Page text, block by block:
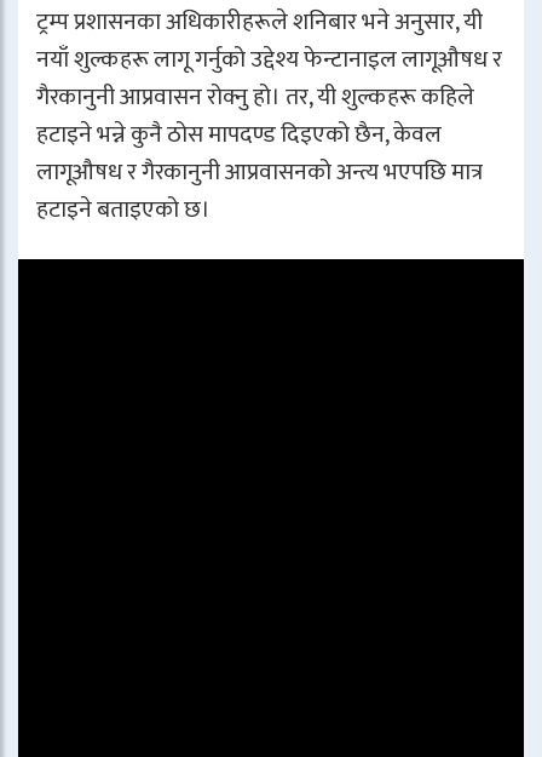
ट्रम्प प्रशासनका अधिकारीहरूले शनिबार भने अनुसार, यी
नयाँ शुल्कहरू लागू गर्नुको उद्देश्य फेन्टानाइल लागूऔषध र
गैरकानुनी आप्रवासन रोक्नु हो। तर, यी शुल्कहरू कहिले
हटाइने भन्ने कुनै ठोस मापदण्ड दिइएको छैन, केवल
लागूऔषध र गैरकानुनी आप्रवासनको अन्त्य भएपछि मात्र
हटाइने बताइएको छ।